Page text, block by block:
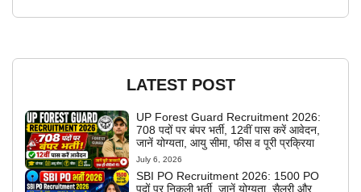
LATEST POST
UP Forest Guard Recruitment 2026:
708 पदों पर बंपर भर्ती, 12वीं पास करें आवेदन,
जानें योग्यता, आयु सीमा, फीस व पूरी प्रक्रिया
July 6, 2026
SBI PO Recruitment 2026: 1500 PO
पदों पर निकली भर्ती, जानें योग्यता, सैलरी और